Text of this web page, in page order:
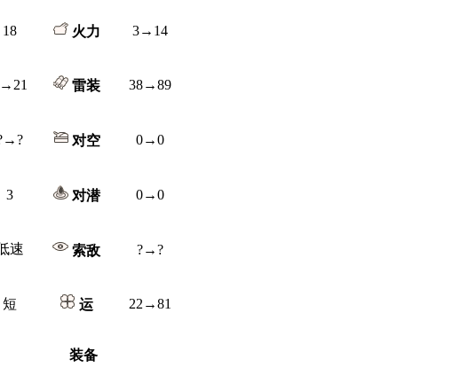
18 火力 3→14
雷装 38→89
对空 0→0
3 对潜 0→0
速 索敌 ?→?
短 运 22→81
装备